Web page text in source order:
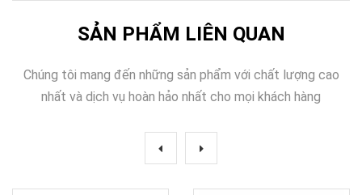
SẢN PHẨM LIÊN QUAN
Chúng tôi mang đến những sản phẩm với chất lượng cao
nhất và dịch vụ hoàn hảo nhất cho mọi khách hàng